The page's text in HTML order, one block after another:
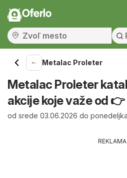
Oferlo
Metalac Proleter
Metalac Proleter
akcije koje važe od
od srede 03.06.2026 do
REKLAMA